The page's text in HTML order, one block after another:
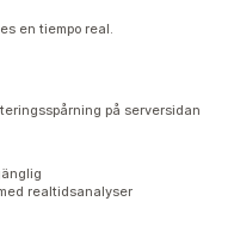
en tiempo real.
på serversidan
realtidsanalyser